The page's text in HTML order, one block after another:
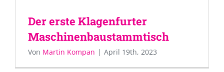
Der erste Klagenfurter
Maschinenbaustammtisch
Von Martin Kompan | April 19th, 2023